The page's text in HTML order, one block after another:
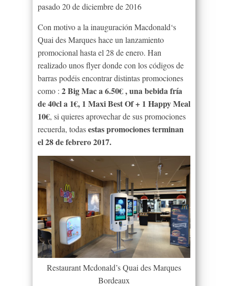
pasado 20 de diciembre de 2016
Con motivo a la inauguración Macdonald‘s
Quai desMarques hace un lanzamiento
promocional hasta el 28 de enero. Han
realizado unosflyerdonde con los códigos de
barras podéis encontrar distintas promociones
como : 2 BigMaca 6.50€ , una bebida fría
de 40cl a 1€, 1 Maxi Best Of + 1 HappyMeal
10€, si quieres aprovechar de sus promociones
recuerda, todasestas promociones terminan
el 28 de febrero 2017.
Restaurant Mcdonald’s Quai des Marques
Bordeaux